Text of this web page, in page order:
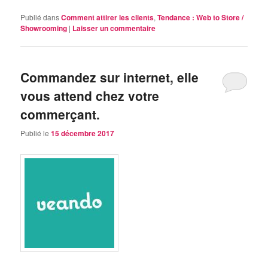
Publié dansComment attirer les clients,Tendance : Web to Store /
Showrooming | Laisser un commentaire
Commandez sur internet, elle
vous attend chez votre
commerçant.
Publié le15 décembre 2017